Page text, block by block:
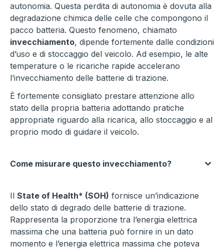
autonomia. Questa perdita di autonomia è dovuta alla
degradazione chimica delle celle che compongono il
pacco batteria. Questo fenomeno, chiamato
invecchiamento, dipende fortemente dalle condizioni
d’uso e di stoccaggio del veicolo. Ad esempio, le alte
temperature o le ricariche rapide accelerano
l’invecchiamento delle batterie di trazione.
È fortemente consigliato prestare attenzione allo
stato della propria batteria adottando pratiche
appropriate riguardo alla ricarica, allo stoccaggio e al
proprio modo di guidare il veicolo.
Come misurare questo invecchiamento?
Il State of Health* (SOH) fornisce un’indicazione
dello stato di degrado delle batterie di trazione.
Rappresenta la proporzione tra l’energia elettrica
massima che una batteria può fornire in un dato
momento e l’energia elettrica massima che poteva